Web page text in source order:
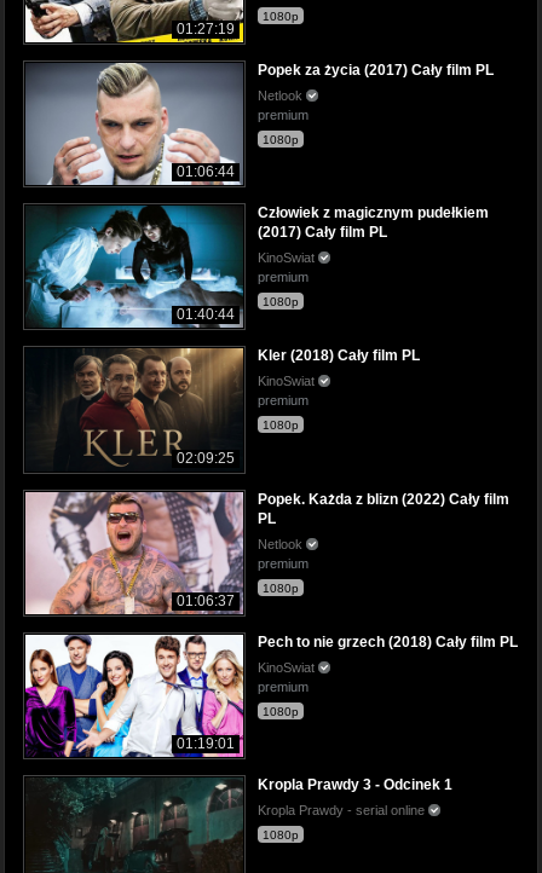
01:27:19
1080p
01:06:44
Popek za życia (2017) Cały film PL
Netlook
premium
1080p
01:40:44
Człowiek z magicznym pudełkiem
(2017) Cały film PL
KinoSwiat
premium
1080p
02:09:25
Kler (2018) Cały film PL
KinoSwiat
premium
1080p
01:06:37
Popek. Każda z blizn (2022) Cały film
PL
Netlook
premium
1080p
01:19:01
Pech to nie grzech (2018) Cały film PL
KinoSwiat
premium
1080p
Kropla Prawdy 3 - Odcinek 1
Kropla Prawdy - serial online
1080p